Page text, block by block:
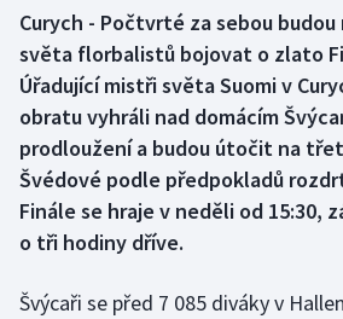
Box
Curling
Dostihy
Florbal
Futsal
Curych - Počtvrté za sebou
světa florbalistů bojovat o zlato
Úřadující mistři světa Suomi v
obratu vyhráli nad domácím
prodloužení a budou útočit na
Švédové podle předpokladů
Finále se hraje v neděli od 15:30,
o tři hodiny dříve.
Švýcaři se před 7 085 diváky v